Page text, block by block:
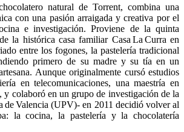
natural de Torrent, combina una
con una pasión arraigada y creativa por el
e investigación. Proviene de la quinta
la histórica casa familiar Casa La Curra en
entre los fogones, la pastelería tradicional
primero de su madre y su tía en un
Aunque originalmente cursó estudios
en telecomunicaciones, una maestría en
y colaboró en un grupo de investigación de la
de Valencia (UPV)- en 2011 decidió volver al
la cocina, la pastelería y la chocolatería